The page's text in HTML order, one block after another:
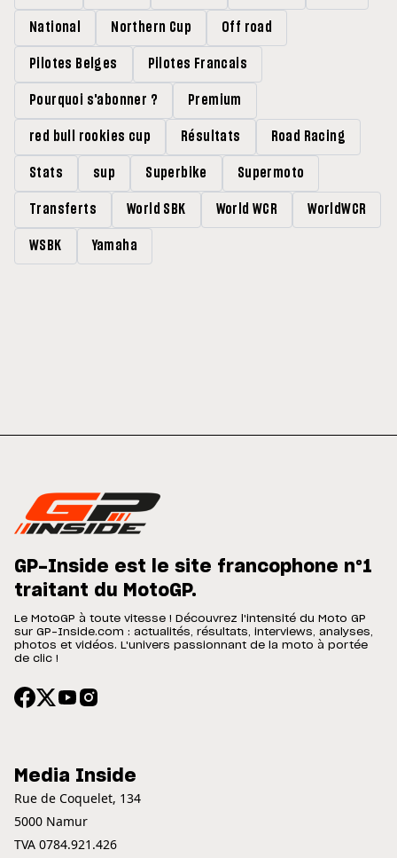
National Northern Cup Off road
Pilotes Belges Pilotes Francais
Pourquoi s'abonner ? Premium
red bull rookies cup Résultats Road Racing
Stats sup Superbike Supermoto
Transferts World SBK World WCR WorldWCR
WSBK Yamaha
GP-Inside est le site francophone n°1
traitant du MotoGP.
Le MotoGP à toute vitesse ! Découvrez l'intensité du Moto GP
sur GP-Inside.com : actualités, résultats, interviews, analyses,
photos et vidéos. L'univers passionnant de la moto à portée
de clic !
Media Inside
Rue de Coquelet, 134
5000 Namur
TVA 0784.921.426